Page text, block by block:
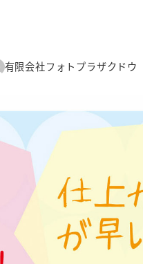
有限会社フォトプラザクドウ